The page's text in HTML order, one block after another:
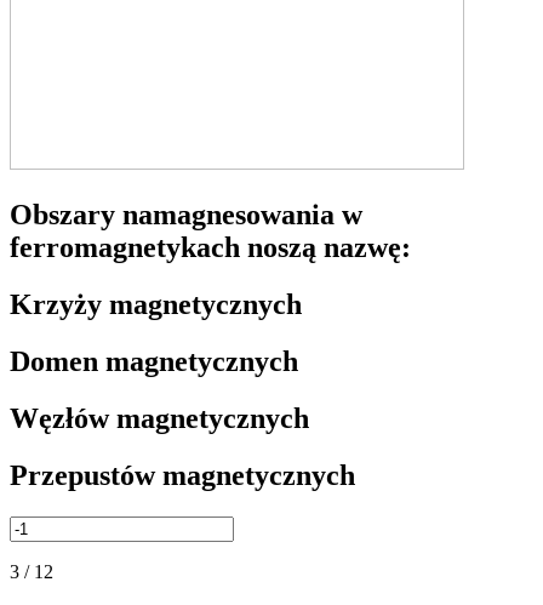
Obszary namagnesowania w
ferromagnetykach noszą nazwę:
Krzyży magnetycznych
Domen magnetycznych
Węzłów magnetycznych
Przepustów magnetycznych
3 / 12